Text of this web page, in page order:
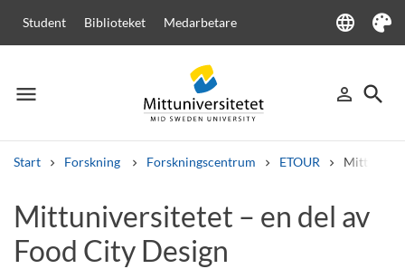
Student Biblioteket Medarbetare language
Language
Tema
menu
Meny person_outline
Logga in
search
Sök
Start Forskning Forskningscentrum ETOUR
Andra söktjänster
Kurser och program KursplanerVälkomstbrev
Mittuniversitetet – en del av
Food City Design